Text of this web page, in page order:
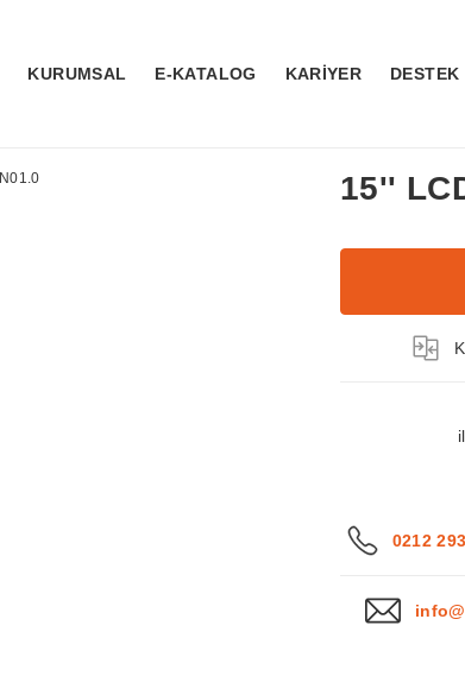
KURUMSAL E-KATALOG KARİYER DESTEK
15''
0212